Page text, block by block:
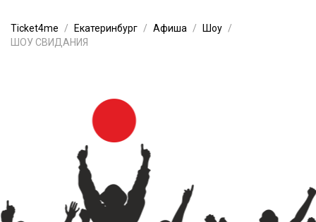
Ticket4me Екатеринбург Афиша
Шоу
ШОУ СВИДАНИЯ